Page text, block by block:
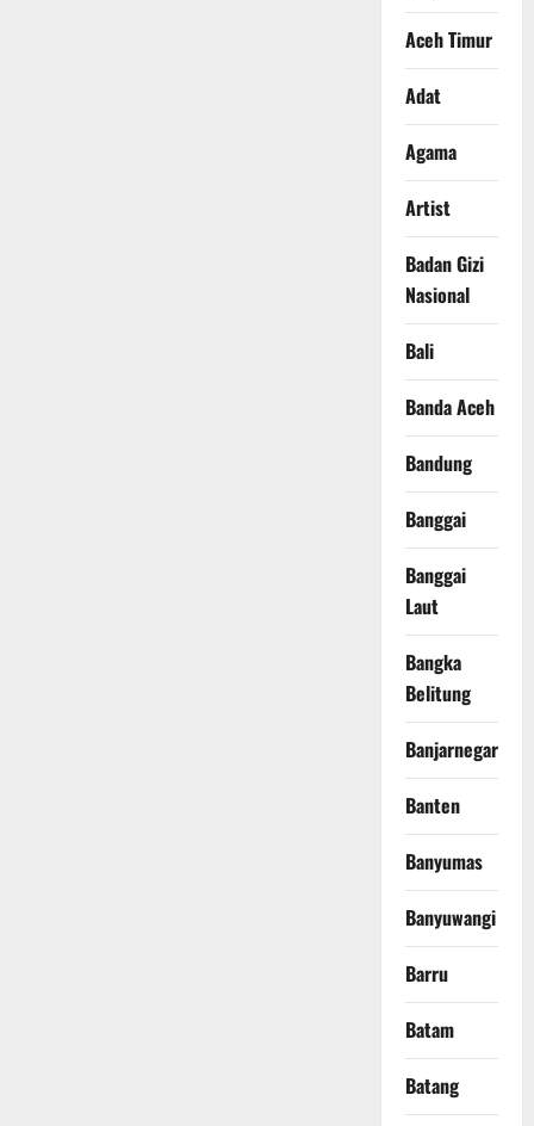
Aceh Timur
Adat
Agama
Artist
Badan Gizi
Nasional
Bali
Banda Aceh
Bandung
Banggai
Banggai
Laut
Bangka
Belitung
Banjarnegara
Banten
Banyumas
Banyuwangi
Barru
Batam
Batang